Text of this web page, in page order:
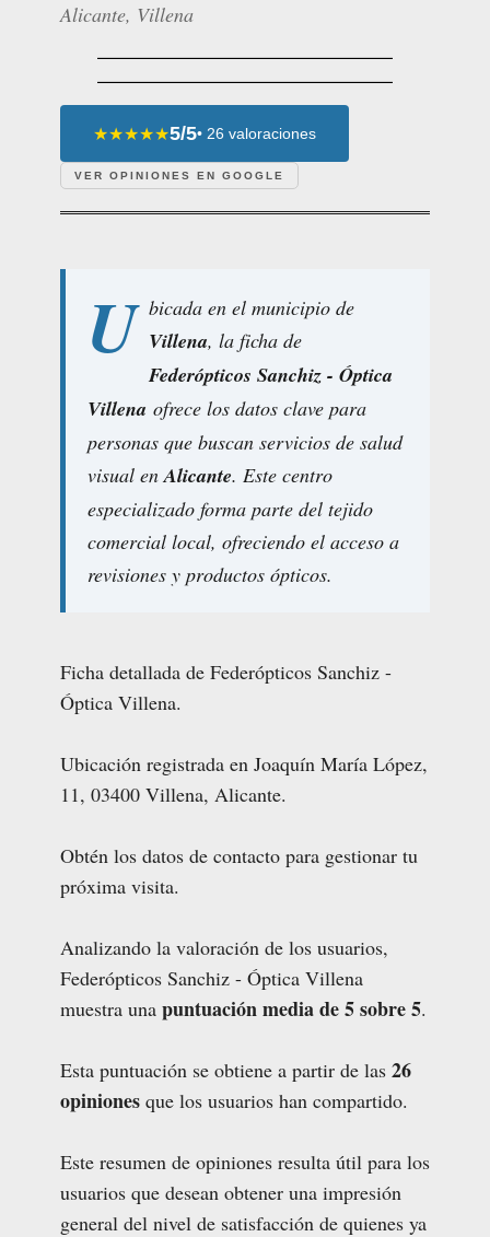
Alicante, Villena
★★★★★5/5• 26 valoraciones
VER OPINIONES EN GOOGLE
U bicada en el municipio de
Villena, la ficha de
Federópticos Sanchiz - Óptica
Villena ofrece los datos clave para
personas que buscan servicios de salud
visual enAlicante. Este centro
especializado forma parte del tejido
comercial local, ofreciendo el acceso a
revisiones y productos ópticos.
Ficha detallada de Federópticos Sanchiz -
Óptica Villena.
Ubicación registrada en Joaquín María López,
11, 03400 Villena, Alicante.
Obtén los datos de contacto para gestionar tu
próxima visita.
Analizando la valoración de los usuarios,
Federópticos Sanchiz - Óptica Villena
muestra una puntuación media de 5 sobre 5.
Esta puntuación se obtiene a partir de las 26
opiniones que los usuarios han compartido.
Este resumen de opiniones resulta útil para los
usuarios que desean obtener una impresión
general del nivel de satisfacción de quienes ya